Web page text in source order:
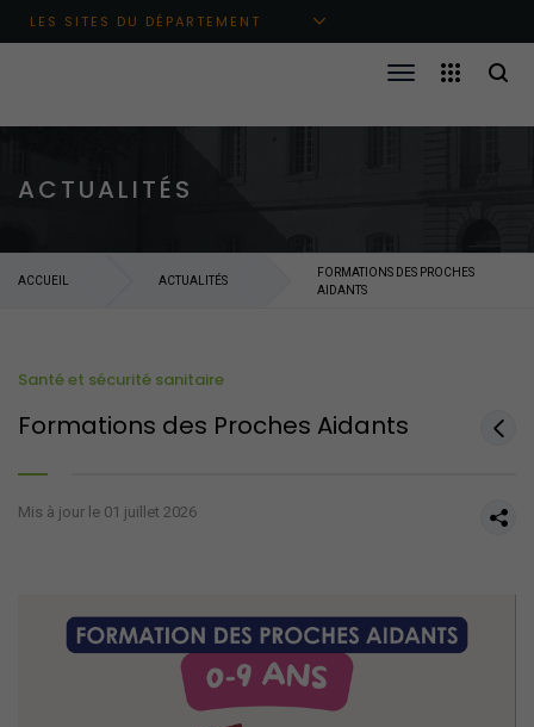
Aller au menu principal
Aller au contenu
Aller à la recherche
LES SITES DU DÉPARTEMENT
ACTUALITÉS
ACCUEIL ACTUALITÉS
FORMATIONS DES PROCHES
AIDANTS
Santé et sécurité sanitaire
Formations des Proches Aidants
Mis à jour le 01 juillet 2026